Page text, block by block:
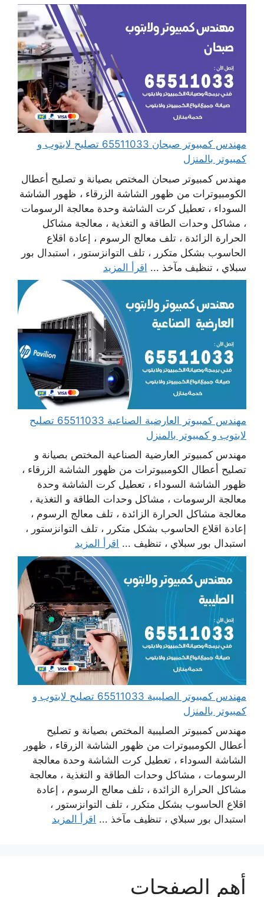
مهندس كمبيوتر صبحان 65511033 تصليح لابتوب و
كمبيوتر بالمنزل
مهندس كمبيوتر صبحان المختص بصيانة و تصليح أعطال
الكومبيوترات من ظهور الشاشة الزرقاء ، ظهور الشاشة
السوداء ، تعطيل كرت الشاشة وحدة معالجة الرسومات
، مشاكل وحدات الطاقة و التغذية ، معالجة مشاكل
الحرارة الزائدة ، تلف معالج الرسوم ، إعادة اقلاع
الحاسوب بشكل متكرر ، تلف التوانزستور ، استبدال بور
سبلاي ، تنظيف مآخذ ... اقرأ المزيد
مهندس كمبيوتر العارضية الصناعية 65511033 تصليح
لابتوب و كمبيوتر بالمنزل
مهندس كمبيوتر العارضية الصناعية المختص بصيانة و
تصليح أعطال الكومبيوترات من ظهور الشاشة الزرقاء ،
ظهور الشاشة السوداء ، تعطيل كرت الشاشة وحدة
معالجة الرسومات ، مشاكل وحدات الطاقة و التغذية ،
معالجة مشاكل الحرارة الزائدة ، تلف معالج الرسوم ،
إعادة اقلاع الحاسوب بشكل متكرر ، تلف التوانزستور ،
استبدال بور سبلاي ، تنظيف ... اقرأ المزيد
مهندس كمبيوتر الصليبية 65511033 تصليح لابتوب و
كمبيوتر بالمنزل
مهندس كمبيوتر الصليبية المختص بصيانة و تصليح
أعطال الكومبيوترات من ظهور الشاشة الزرقاء ، ظهور
الشاشة السوداء ، تعطيل كرت الشاشة وحدة معالجة
الرسومات ، مشاكل وحدات الطاقة و التغذية ، معالجة
مشاكل الحرارة الزائدة ، تلف معالج الرسوم ، إعادة
اقلاع الحاسوب بشكل متكرر ، تلف التوانزستور ،
استبدال بور سبلاي ، تنظيف مآخذ ... اقرأ المزيد
أهم الصفحات